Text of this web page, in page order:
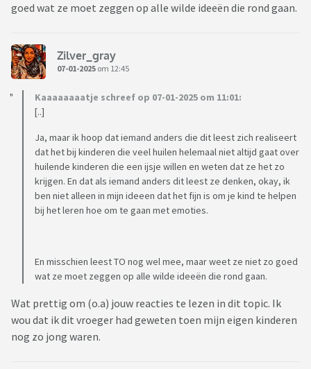
goed wat ze moet zeggen op alle wilde ideeën die rond gaan.
Zilver_gray
07-01-2025 om 12:45
Kaaaaaaaatje schreef op 07-01-2025 om 11:01:
[..]
Ja, maar ik hoop dat iemand anders die dit leest zich realiseert
dat het bij kinderen die veel huilen helemaal niet altijd gaat over
huilende kinderen die een ijsje willen en weten dat ze het zo
krijgen. En dat als iemand anders dit leest ze denken, okay, ik
ben niet alleen in mijn ideeen dat het fijn is om je kind te helpen
bij het leren hoe om te gaan met emoties.
En misschien leest TO nog wel mee, maar weet ze niet zo goed
wat ze moet zeggen op alle wilde ideeën die rond gaan.
Wat prettig om (o.a) jouw reacties te lezen in dit topic. Ik
wou dat ik dit vroeger had geweten toen mijn eigen kinderen
nog zo jong waren.